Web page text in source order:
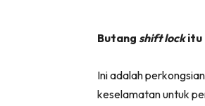
Butang shift lockitu
Ini adalah
keselamatan untuk